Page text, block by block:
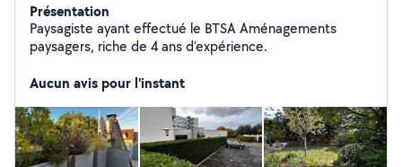
Présentation
Paysagiste ayant effectué le BTSA Aménagements
paysagers, riche de 4 ans d'expérience.
Aucun avis pour l'instant